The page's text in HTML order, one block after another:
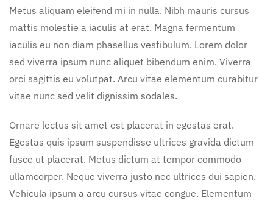
Metus aliquam eleifend mi in nulla. Nibh mauris cursus
mattis molestie a iaculis at erat. Magna fermentum
iaculis eu non diam phasellus vestibulum. Lorem dolor
sed viverra ipsum nunc aliquet bibendum enim. Viverra
orci sagittis eu volutpat. Arcu vitae elementum curabitur
vitae nunc sed velit dignissim sodales.
Ornare lectus sit amet est placerat in egestas erat.
Egestas quis ipsum suspendisse ultrices gravida dictum
fusce ut placerat. Metus dictum at tempor commodo
ullamcorper. Neque viverra justo nec ultrices dui sapien.
Vehicula ipsum a arcu cursus vitae congue. Elementum